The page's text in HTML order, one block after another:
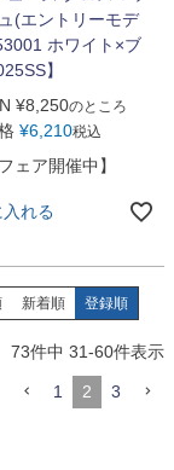
(エントリーモデ
ホワイト×ブ
】
¥8,250のところ
¥6,210税込
ェア開催中】
れる
新着順 登録順
73件中 31-60件表示
1 2 3